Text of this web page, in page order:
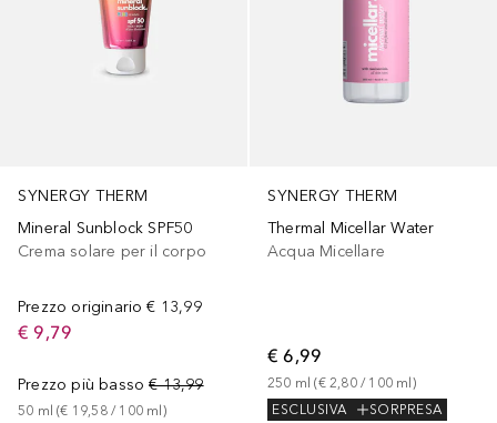
SYNERGY THERM
Mineral Sunblock SPF50
Crema solare per il corpo
Prezzo originario € 13,99
€ 9,79
Prezzo più basso € 13,99
50 ml (€ 19,58 / 100 ml)
SYNERGY THERM
Thermal Micellar Water
Acqua Micellare
€ 6,99
250 ml (€ 2,80 / 100 ml)
ESCLUSIVA
SORPRESA